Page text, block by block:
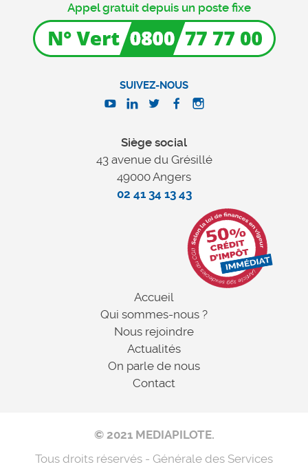
Siège social
43 avenue du Grésillé
49000 Angers
02 41 34 13 43
SUIVEZ-NOUS
Accueil
Qui sommes-nous ?
Nous rejoindre
Actualités
On parle de nous
Contact
Appel gratuit depuis un poste fixe
© 2021 MEDIAPILOTE.
Tous droits réservés - Générale des Services